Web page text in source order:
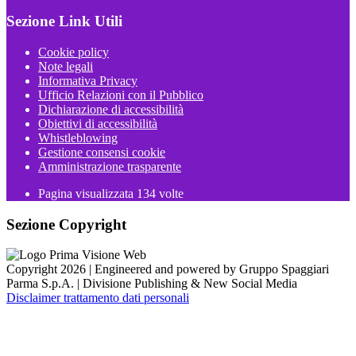
Sezione Link Utili
Cookie policy
Note legali
Informativa Privacy
Ufficio Relazioni con il Pubblico
Dichiarazione di accessibilità
Obiettivi di accessibilità
Whistleblowing
Gestione consensi cookie
Amministrazione trasparente
Pagina visualizzata 134 volte
Sezione Copyright
Copyright 2026 | Engineered and powered by Gruppo Spaggiari
Parma S.p.A. | Divisione Publishing & New Social Media
Disclaimer trattamento dati personali